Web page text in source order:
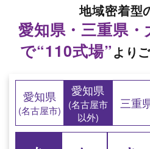
地域密着型
愛知県・三重県
で“110式場”より
愛知県
(名古屋市)
愛知県
(名古屋市
以外)
三重